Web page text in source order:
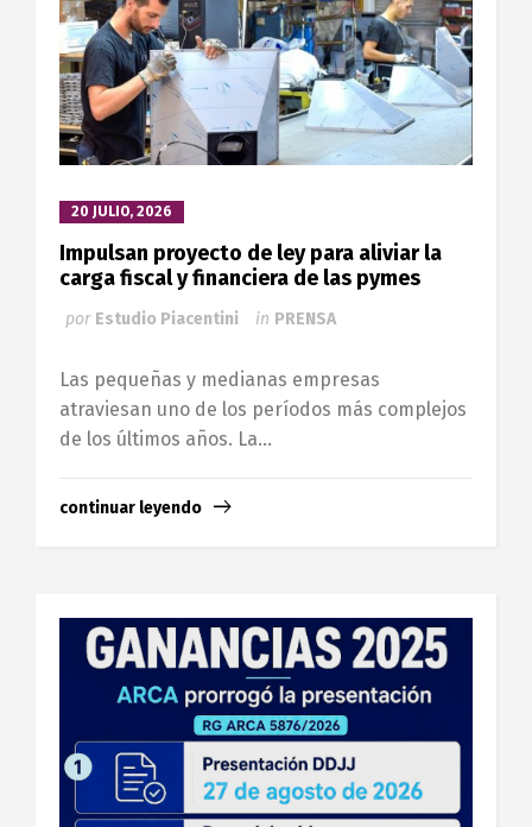
20 JULIO, 2026
Impulsan proyecto de ley para aliviar la
carga fiscal y financiera de las pymes
por Estudio Piacentini in PRENSA
Las pequeñas y medianas empresas
atraviesan uno de los períodos más complejos
de los últimos años. La...
continuar leyendo